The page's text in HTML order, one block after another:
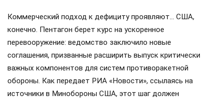
Коммерческий подход к дефициту проявляют… США,
конечно. Пентагон берет курс на ускоренное
перевооружение: ведомство заключило новые
соглашения, призванные расширить выпуск критически
важных компонентов для систем противоракетной
обороны. Как передает РИА «Новости», ссылаясь на
источники в Минобороны США, этот шаг должен